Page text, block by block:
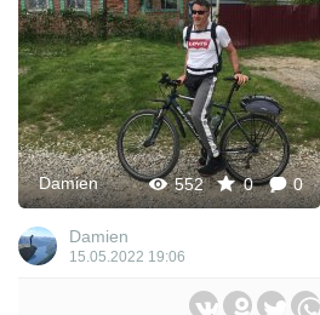
552 0 0
Damien
Damien
15.05.2022 19:06